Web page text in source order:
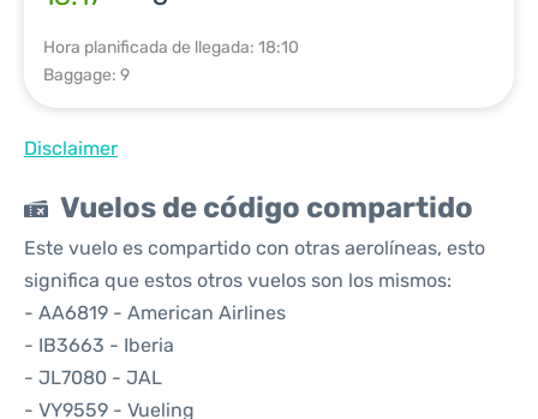
Hora planificada de llegada: 18:10
Baggage: 9
Disclaimer
Vuelos de código compartido
Este vuelo es compartido con otras aerolíneas, esto
significa que estos otros vuelos son los mismos:
- AA6819 - American Airlines
- IB3663 - Iberia
- JL7080 - JAL
- VY9559 - Vueling